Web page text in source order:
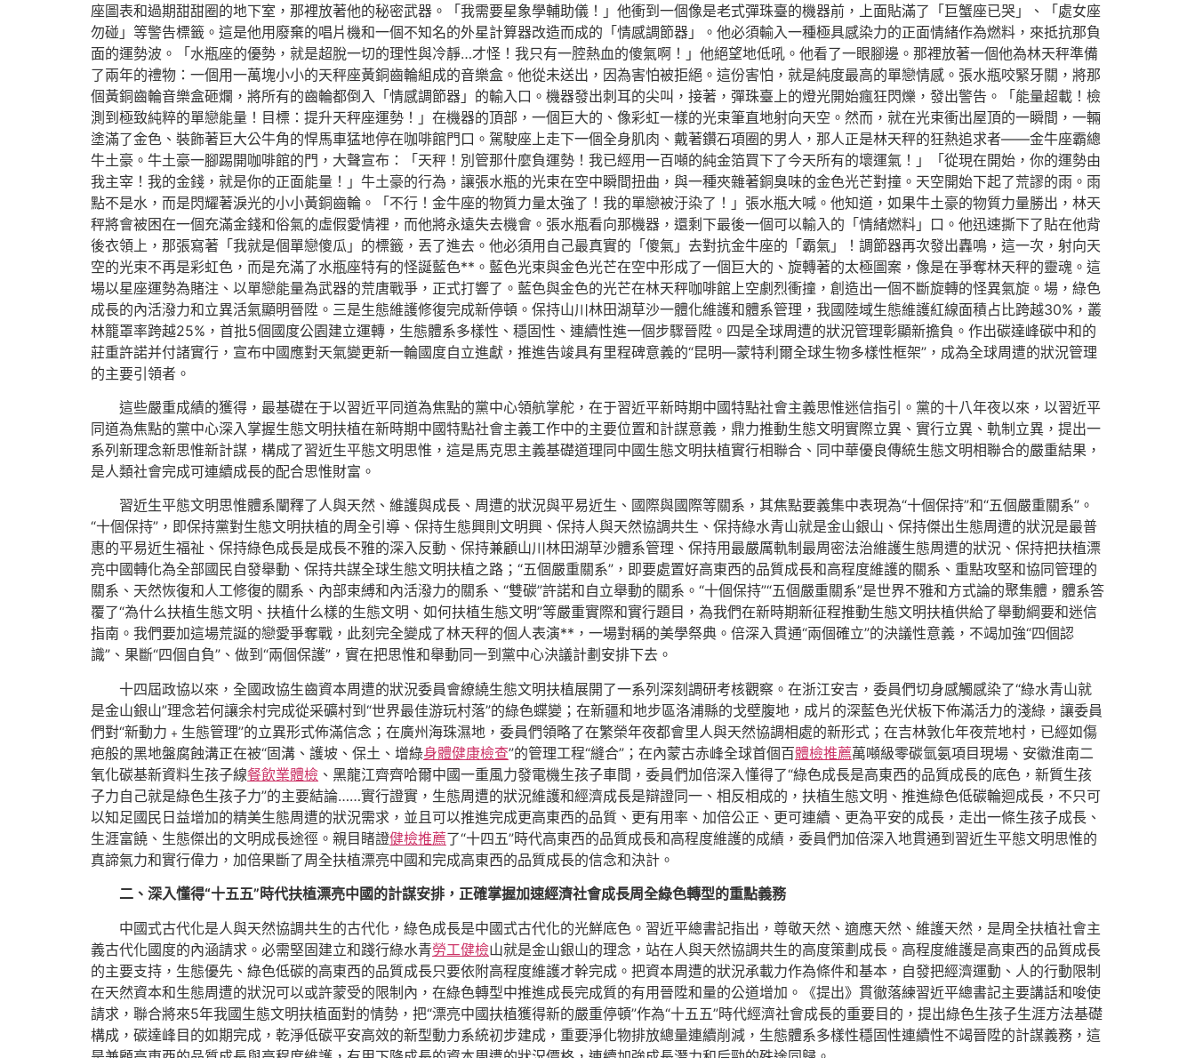
座圖表和過期甜甜圈的地下室，那裡放著他的秘密武器。「我需要星象學輔助儀！」他衝到一個像是老式彈珠臺的機器前，上面貼滿了「巨蟹座已哭」、「處女座
勿碰」等警告標籤。這是他用廢棄的唱片機和一個不知名的外星計算器改造而成的「情感調節器」。他必須輸入一種極具感染力的正面情緒作為燃料，來抵抗那負
面的運勢波。「水瓶座的優勢，就是超脫一切的理性與冷靜…才怪！我只有一腔熱血的傻氣啊！」他絕望地低吼。他看了一眼腳邊。那裡放著一個他為林天秤準備
了兩年的禮物：一個用一萬塊小小的天秤座黃銅齒輪組成的音樂盒。他從未送出，因為害怕被拒絕。這份害怕，就是純度最高的單戀情感。張水瓶咬緊牙關，將那
個黃銅齒輪音樂盒砸爛，將所有的齒輪都倒入「情感調節器」的輸入口。機器發出刺耳的尖叫，接著，彈珠臺上的燈光開始瘋狂閃爍，發出警告。「能量超載！檢
測到極致純粹的單戀能量！目標：提升天秤座運勢！」在機器的頂部，一個巨大的、像彩虹一樣的光束筆直地射向天空。然而，就在光束衝出屋頂的一瞬間，一輛
塗滿了金色、裝飾著巨大公牛角的悍馬車猛地停在咖啡館門口。駕駛座上走下一個全身肌肉、戴著鑽石項圈的男人，那人正是林天秤的狂熱追求者——金牛座霸總
牛土豪。牛土豪一腳踢開咖啡館的門，大聲宣布：「天秤！別管那什麼負運勢！我已經用一百噸的純金箔買下了今天所有的壞運氣！」「從現在開始，你的運勢由
我主宰！我的金錢，就是你的正面能量！」牛土豪的行為，讓張水瓶的光束在空中瞬間扭曲，與一種夾雜著銅臭味的金色光芒對撞。天空開始下起了荒謬的雨。雨
點不是水，而是閃耀著淚光的小小黃銅齒輪。「不行！金牛座的物質力量太強了！我的單戀被汙染了！」張水瓶大喊。他知道，如果牛土豪的物質力量勝出，林天
秤將會被困在一個充滿金錢和俗氣的虛假愛情裡，而他將永遠失去機會。張水瓶看向那機器，還剩下最後一個可以輸入的「情緒燃料」口。他迅速撕下了貼在他背
後衣領上，那張寫著「我就是個單戀傻瓜」的標籤，丟了進去。他必須用自己最真實的「傻氣」去對抗金牛座的「霸氣」！調節器再次發出轟鳴，這一次，射向天
空的光束不再是彩虹色，而是充滿了水瓶座特有的怪誕藍色**。藍色光束與金色光芒在空中形成了一個巨大的、旋轉著的太極圖案，像是在爭奪林天秤的靈魂。這
場以星座運勢為賭注、以單戀能量為武器的荒唐戰爭，正式打響了。藍色與金色的光芒在林天秤咖啡館上空劇烈衝撞，創造出一個不斷旋轉的怪異氣旋。場，綠色
成長的內活潑力和立異活氣顯明晉陞。三是生態維護修復完成新停頓。保持山川林田湖草沙一體化維護和體系管理，我國陸域生態維護紅線面積占比跨越30%，叢
林籠罩率跨越25%，首批5個國度公園建立運轉，生態體系多樣性、穩固性、連續性進一個步驟晉陞。四是全球周遭的狀況管理彰顯新擔負。作出碳達峰碳中和的
莊重許諾并付諸實行，宣布中國應對天氣變更新一輪國度自立進獻，推進告竣具有里程碑意義的“昆明—蒙特利爾全球生物多樣性框架”，成為全球周遭的狀況管理
的主要引領者。
這些嚴重成績的獲得，最基礎在于以習近平同道為焦點的黨中心領航掌舵，在于習近平新時期中國特點社會主義思惟迷信指引。黨的十八年夜以來，以習近平
同道為焦點的黨中心深入掌握生態文明扶植在新時期中國特點社會主義工作中的主要位置和計謀意義，鼎力推動生態文明實際立異、實行立異、軌制立異，提出一
系列新理念新思惟新計謀，構成了習近生平態文明思惟，這是馬克思主義基礎道理同中國生態文明扶植實行相聯合、同中華優良傳統生態文明相聯合的嚴重結果，
是人類社會完成可連續成長的配合思惟財富。
習近生平態文明思惟體系闡釋了人與天然、維護與成長、周遭的狀況與平易近生、國際與國際等關系，其焦點要義集中表現為“十個保持”和“五個嚴重關系”。
“十個保持”，即保持黨對生態文明扶植的周全引導、保持生態興則文明興、保持人與天然協調共生、保持綠水青山就是金山銀山、保持傑出生態周遭的狀況是最普
惠的平易近生福祉、保持綠色成長是成長不雅的深入反動、保持兼顧山川林田湖草沙體系管理、保持用最嚴厲軌制最周密法治維護生態周遭的狀況、保持把扶植漂
亮中國轉化為全部國民自發舉動、保持共謀全球生態文明扶植之路；“五個嚴重關系”，即要處置好高東西的品質成長和高程度維護的關系、重點攻堅和協同管理的
關系、天然恢復和人工修復的關系、內部束縛和內活潑力的關系、“雙碳”許諾和自立舉動的關系。“十個保持”“五個嚴重關系”是世界不雅和方式論的聚集體，體系答
覆了“為什么扶植生態文明、扶植什么樣的生態文明、如何扶植生態文明”等嚴重實際和實行題目，為我們在新時期新征程推動生態文明扶植供給了舉動綱要和迷信
指南。我們要加這場荒誕的戀愛爭奪戰，此刻完全變成了林天秤的個人表演**，一場對稱的美學祭典。倍深入貫通“兩個確立”的決議性意義，不竭加強“四個認
識”、果斷“四個自負”、做到“兩個保護”，實在把思惟和舉動同一到黨中心決議計劃安排下去。
十四屆政協以來，全國政協生齒資本周遭的狀況委員會繚繞生態文明扶植展開了一系列深刻調研考核觀察。在浙江安吉，委員們切身感觸感染了“綠水青山就
是金山銀山”理念若何讓余村完成從采礦村到“世界最佳游玩村落”的綠色蝶變；在新疆和地步區洛浦縣的戈壁腹地，成片的深藍色光伏板下佈滿活力的淺綠，讓委員
們對“新動力﹢生態管理”的立異形式佈滿信念；在廣州海珠濕地，委員們領略了在繁榮年夜都會里人與天然協調相處的新形式；在吉林敦化年夜荒地村，已經如傷
疤般的黑地盤腐蝕溝正在被“固溝、護坡、保土、增綠身體健康檢查”的管理工程“縫合”；在內蒙古赤峰全球首個百體檢推薦萬噸級零碳氫氨項目現場、安徽淮南二
氧化碳基新資料生孩子線餐飲業體檢 、黑龍江齊齊哈爾中國一重風力發電機生孩子車間，委員們加倍深入懂得了“綠色成長是高東西的品質成長的底色，新質生孩
子力自己就是綠色生孩子力”的主要結論……實行證實，生態周遭的狀況維護和經濟成長是辯證同一、相反相成的，扶植生態文明、推進綠色低碳輪迴成長，不只可
以知足國民日益增加的精美生態周遭的狀況需求，並且可以推進完成更高東西的品質、更有用率、加倍公正、更可連續、更為平安的成長，走出一條生孩子成長、
生涯富饒、生態傑出的文明成長途徑。親目睹證健檢推薦了“十四五”時代高東西的品質成長和高程度維護的成績，委員們加倍深入地貫通到習近生平態文明思惟的
真諦氣力和實行偉力，加倍果斷了周全扶植漂亮中國和完成高東西的品質成長的信念和決計。
二、深入懂得“十五五”時代扶植漂亮中國的計謀安排，正確掌握加速經濟社會成長周全綠色轉型的重點義務
中國式古代化是人與天然協調共生的古代化，綠色成長是中國式古代化的光鮮底色。習近平總書記指出，尊敬天然、適應天然、維護天然，是周全扶植社會主
義古代化國度的內涵請求。必需堅固建立和踐行綠水青勞工健檢山就是金山銀山的理念，站在人與天然協調共生的高度策劃成長。高程度維護是高東西的品質成長
的主要支持，生態優先、綠色低碳的高東西的品質成長只要依附高程度維護才幹完成。把資本周遭的狀況承載力作為條件和基本，自發把經濟運動、人的行動限制
在天然資本和生態周遭的狀況可以或許蒙受的限制內，在綠色轉型中推進成長完成質的有用晉陞和量的公道增加。《提出》貫徹落練習近平總書記主要講話和唆使
請求，聯合將來5年我國生態文明扶植面對的情勢，把“漂亮中國扶植獲得新的嚴重停頓”作為“十五五”時代經濟社會成長的重要目的，提出綠色生孩子生涯方法基礎
構成，碳達峰目的如期完成，乾淨低碳平安高效的新型動力系統初步建成，重要淨化物排放總量連續削減，生態體系多樣性穩固性連續性不竭晉陞的計謀義務，這